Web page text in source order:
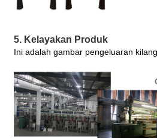
5. Kelayakan Produk
Ini adalah gambar pengeluaran